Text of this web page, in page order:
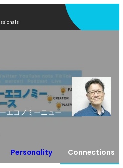
エコノミーニュー
Personality Connections